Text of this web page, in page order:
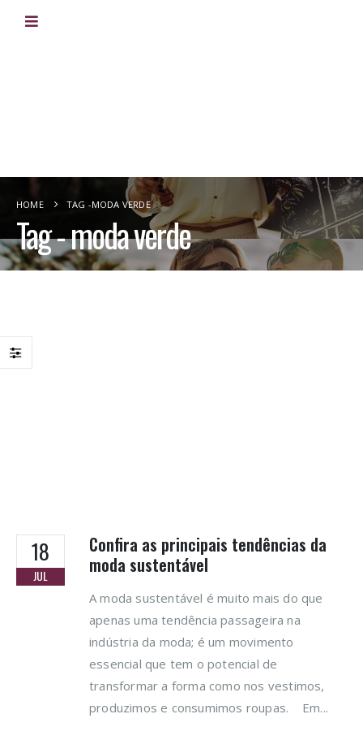
HOME TAG -MODA VERDE
Tag - moda verde
18
JUL
Confira as principais tendências da
moda sustentável
A moda sustentável é muito mais do que
apenas uma tendência passageira na
indústria da moda; é um movimento
essencial que tem o potencial de
transformar a forma como nos vestimos,
produzimos e consumimos roupas. Em...